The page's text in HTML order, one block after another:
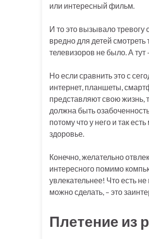
или интересный фильм.
И то это вызывало тревогу
вредно для детей смотреть
телевизоров не было. А тут
Но если сравнить это с
интернет, планшеты,
представляют свою жизнь,
должна быть
потому что у него и так
здоровье.
Конечно, желательно
интересного помимо
увлекательнее! Что есть
можно сделать, – это
Плетение из